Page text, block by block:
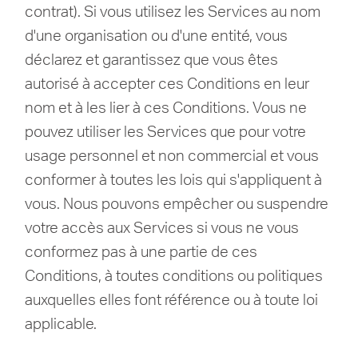
contrat). Si vous utilisez les Services au nom
d'une organisation ou d'une entité, vous
déclarez et garantissez que vous êtes
autorisé à accepter ces Conditions en leur
nom et à les lier à ces Conditions.Vous ne
pouvez utiliser les Services que pour votre
usage personnel et non commercial et vous
conformer à toutes les lois qui s'appliquent à
vous. Nous pouvons empêcher ou suspendre
votre accès aux Services si vous ne vous
conformez pas à une partie de ces
Conditions, à toutes conditions ou politiques
auxquelles elles font référence ou à toute loi
applicable.